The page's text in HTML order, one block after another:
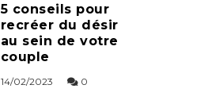
5 conseils pour
recréer du désir
au sein de votre
couple
14/02/2023 0